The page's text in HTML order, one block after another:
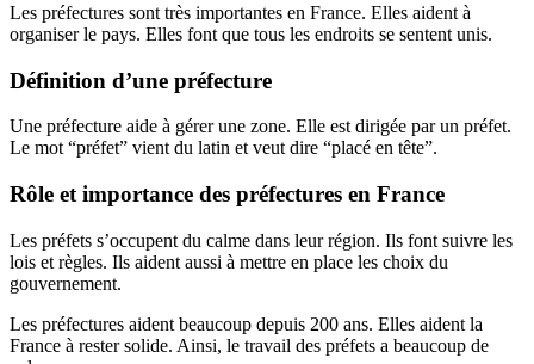
Les préfectures sont très importantes en France. Elles aident à
organiser le pays. Elles font que tous les endroits se sentent unis.
Définition d’une préfecture
Une préfecture aide à gérer une zone. Elle est dirigée par un préfet.
Le mot “préfet” vient du latin et veut dire “placé en tête”.
Rôle et importance des préfectures en France
Les préfets s’occupent du calme dans leur région. Ils font suivre les
lois et règles. Ils aident aussi à mettre en place les choix du
gouvernement.
Les préfectures aident beaucoup depuis 200 ans. Elles aident la
France à rester solide. Ainsi, le travail des préfets a beaucoup de